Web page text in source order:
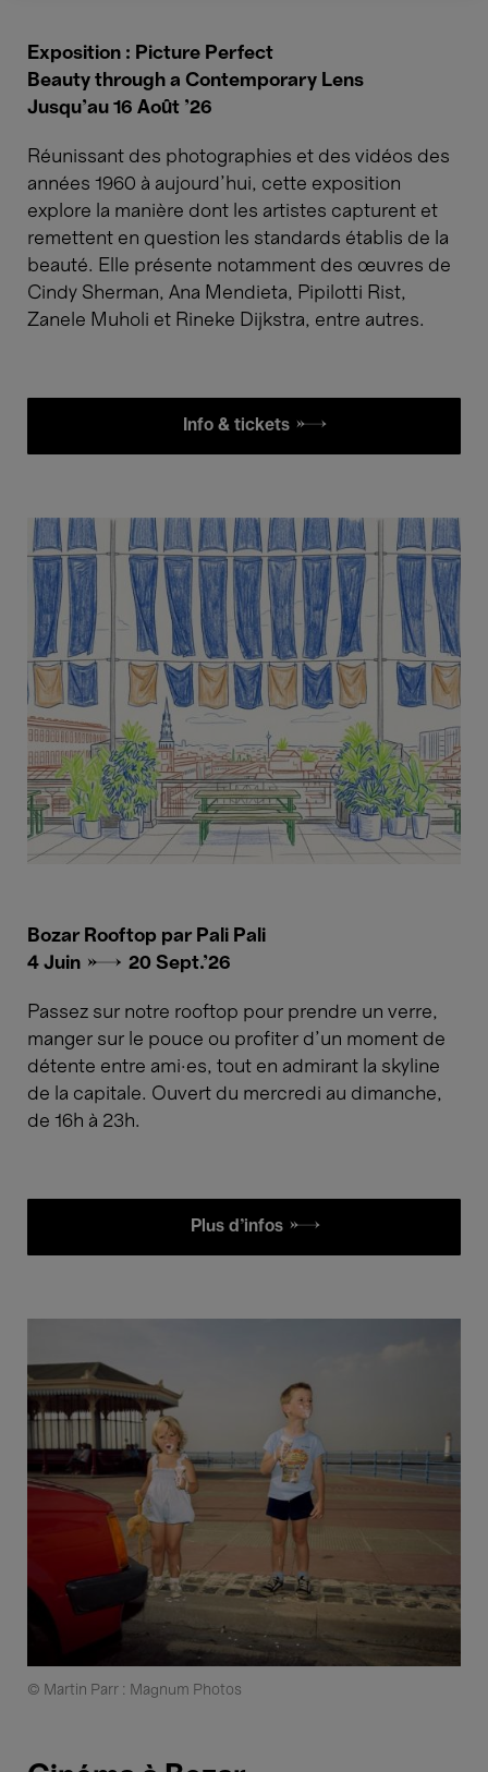
Exposition : Picture Perfect
Beauty through a Contemporary Lens
Jusqu'au 16 Août '26
Réunissant des photographies et des vidéos des
années 1960 à aujourd’hui, cette exposition
explore la manière dont les artistes capturent et
remettent en question les standards établis de la
beauté. Elle présente notamment des œuvres de
Cindy Sherman, Ana Mendieta, Pipilotti Rist,
Zanele Muholi et Rineke Dijkstra, entre autres.
Info & tickets £
Bozar Rooftop par Pali Pali
4 Juin → 20 Sept.'26
Passez sur notre rooftop pour prendre un verre,
manger sur le pouce ou profiter d’un moment de
détente entre ami·es, tout en admirant la skyline
de la capitale. Ouvert du mercredi au dimanche,
de 16h à 23h.
Plus d'infos £
© Martin Parr : Magnum Photos